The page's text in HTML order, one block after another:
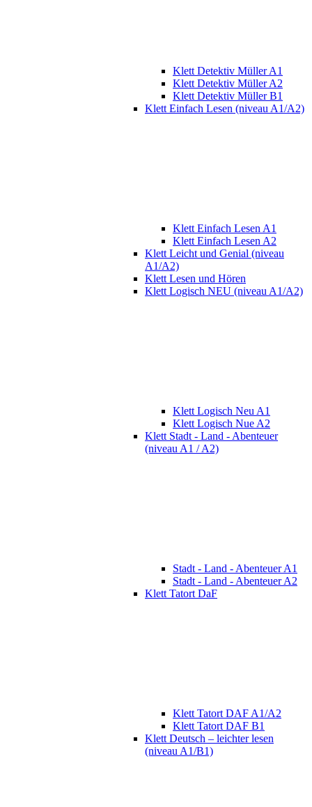
Klett Detektiv Müller A1
Klett Detektiv Müller A2
Klett Detektiv Müller B1
Klett Einfach Lesen (niveau A1/A2)
Klett Einfach Lesen A1
Klett Einfach Lesen A2
Klett Leicht und Genial (niveau
A1/A2)
Klett Lesen und Hören
Klett Logisch NEU (niveau A1/A2)
Klett Logisch Neu A1
Klett Logisch Nue A2
Klett Stadt - Land - Abenteuer
(niveau A1 / A2)
Stadt - Land - Abenteuer A1
Stadt - Land - Abenteuer A2
Klett Tatort DaF
Klett Tatort DAF A1/A2
Klett Tatort DAF B1
Klett Deutsch – leichter lesen
(niveau A1/B1)